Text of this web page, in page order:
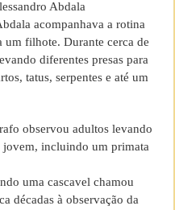
Abdala
acompanhava a rotina
um filhote. Durante cerca de
diferentes presas para
tatus, serpentes e até um
observou adultos levando
jovem, incluindo um primata
uma cascavel chamou
décadas à observação da